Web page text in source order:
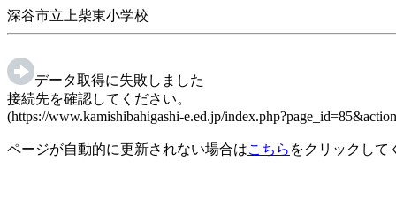
深谷市立上柴東小学校
データ取得に失敗しました
接続先を確認してください。
(https://www.kamishibahigashi-e.ed.jp/
ページが自動的に更新されない場合はこちら をクリックして